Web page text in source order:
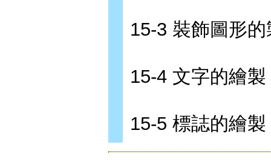
15-3 裝飾圖形
15-4 文字的繪製
15-5 標誌的繪製